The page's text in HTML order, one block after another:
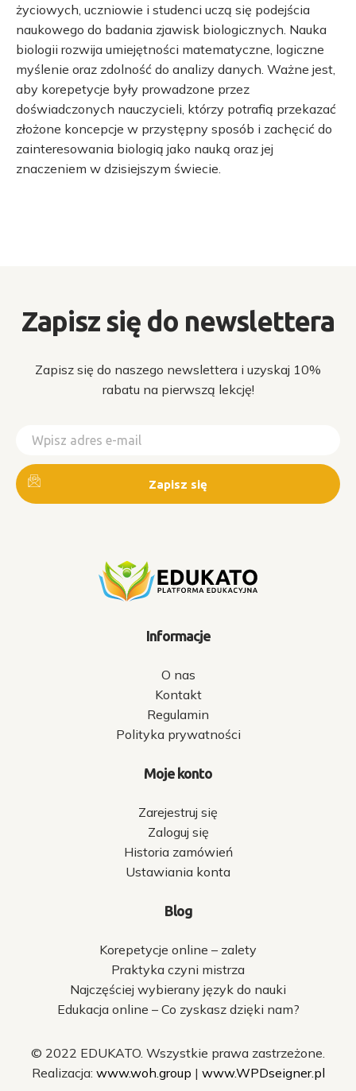
życiowych, uczniowie i studenci uczą się podejścia
naukowego do badania zjawisk biologicznych. Nauka
biologii rozwija umiejętności matematyczne, logiczne
myślenie oraz zdolność do analizy danych. Ważne jest,
aby korepetycje były prowadzone przez
doświadczonych nauczycieli, którzy potrafią przekazać
złożone koncepcje w przystępny sposób i zachęcić do
zainteresowania biologią jako nauką oraz jej
znaczeniem w dzisiejszym świecie.
Zapisz się do newslettera
Zapisz się do naszego newslettera i uzyskaj 10%
rabatu na pierwszą lekcję!
Informacje
O nas
Kontakt
Regulamin
Polityka prywatności
Moje konto
Zarejestruj się
Zaloguj się
Historia zamówień
Ustawiania konta
Blog
Korepetycje online – zalety
Praktyka czyni mistrza
Najczęściej wybierany język do nauki
Edukacja online – Co zyskasz dzięki nam?
© 2022 EDUKATO. Wszystkie prawa zastrzeżone.
Realizacja: www.woh.group | www.WPDseigner.pl